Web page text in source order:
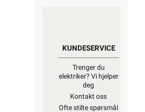
KUNDESERVICE
Trenger du
elektriker? Vi hjelper
deg
Kontakt oss
Ofte stilte spørsmål